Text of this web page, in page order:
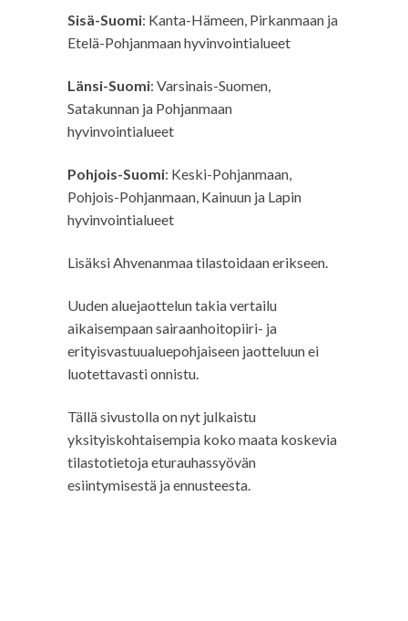
Sisä-Suomi: Kanta-Hämeen, Pirkanmaan ja
Etelä-Pohjanmaan hyvinvointialueet
Länsi-Suomi: Varsinais-Suomen,
Satakunnan ja Pohjanmaan
hyvinvointialueet
Pohjois-Suomi: Keski-Pohjanmaan,
Pohjois-Pohjanmaan, Kainuun ja Lapin
hyvinvointialueet
Lisäksi Ahvenanmaa tilastoidaan erikseen.
Uuden aluejaottelun takia vertailu
aikaisempaan sairaanhoitopiiri- ja
erityisvastuualuepohjaiseen jaotteluun ei
luotettavasti onnistu.
Tällä sivustolla on nyt julkaistu
yksityiskohtaisempia koko maata koskevia
tilastotietoja eturauhassyövän
esiintymisestä ja ennusteesta.